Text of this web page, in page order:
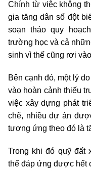
Chính từ việc không
gia tăng dân số đột
soạn thảo quy
trường học và cả
sinh vì thế cũng rơi
Bên cạnh đó, một lý
vào hoàn cảnh thiếu
việc xây dựng phát
chẽ, nhiều dự án
tương ứng theo đó là
Trong khi đó quỹ đất
thể đáp ứng được hết